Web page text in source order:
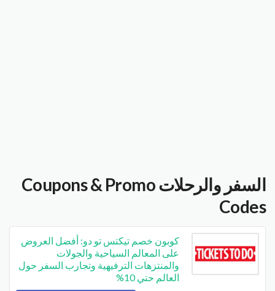
السفر والرحلاتCoupons & Promo
Codes
كوبون خصم تيكتس تو دو: أفضل العروض
على المعالم السياحية والجولات
والمنتزهات الترفيهية وتجارب السفر حول
العالم حتي 10%